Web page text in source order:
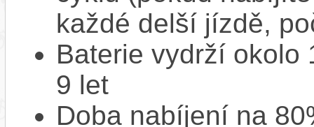
každé delší jízdě,
Baterie vydrží okolo
9 let
Doba nabíjení na